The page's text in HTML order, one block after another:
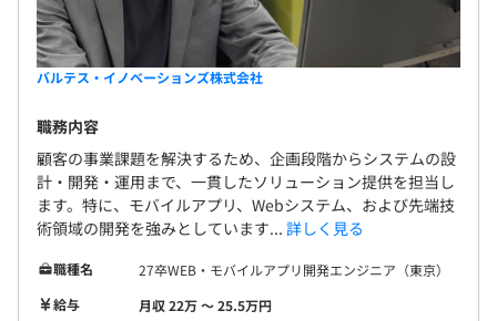
バルテス・イノベーションズ株式会社
職務内容
顧客の事業課題を解決するため、企画段階からシステムの設
計・開発・運用まで、一貫したソリューション提供を担当し
ます。特に、モバイルアプリ、Webシステム、および先端技
術領域の開発を強みとしています... 詳しく見る
職種名
27卒WEB・モバイルアプリ開発エンジニア（東京）
給与
月収 22万 〜 25.5万円